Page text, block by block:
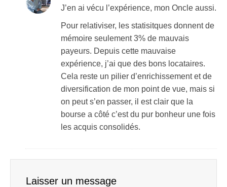
J’en ai vécu l’expérience, mon Oncle aussi.
Pour relativiser, les statisitques donnent de
mémoire seulement 3% de mauvais
payeurs. Depuis cette mauvaise
expérience, j’ai que des bons locataires.
Cela reste un pilier d’enrichissement et de
diversification de mon point de vue, mais si
on peut s’en passer, il est clair que la
bourse a côté c’est du pur bonheur une fois
les acquis consolidés.
Laisser un message